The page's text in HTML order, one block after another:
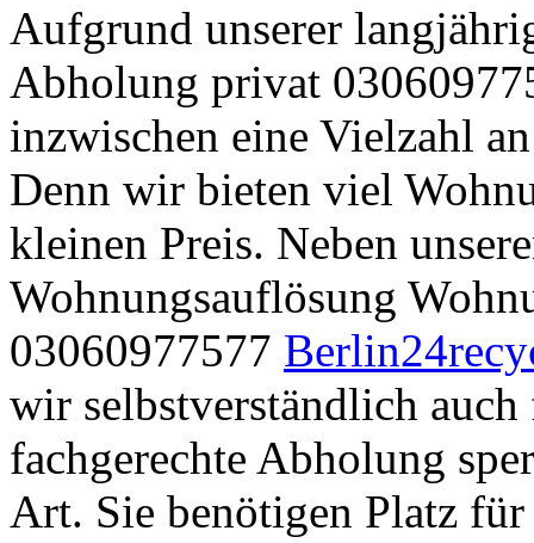
Aufgrund unserer
Abholung privat
inzwischen eine Vielzahl
Denn wir bieten viel
kleinen Preis. Neben
Wohnungsauflösung
03060977577
wir selbstverständlich
fachgerechte Abholung
Art. Sie benötigen Platz